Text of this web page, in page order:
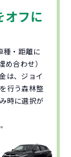
オフに
種・距離に
合わせ）
は、ジョイ
行う森林整
時に選択が